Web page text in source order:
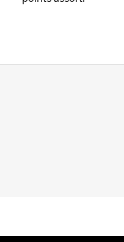
spécifique au